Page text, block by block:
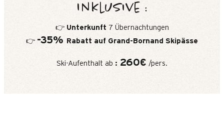
Inklusive :
👉 Unterkunft 7 Übernachtungen
👉 -35% Rabatt auf Grand-Bornand Skipässe
Ski-Aufenthalt ab : 260€ /pers.